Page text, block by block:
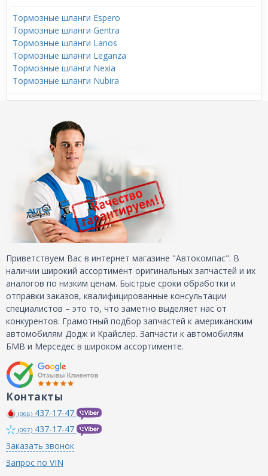
Тормозные шланги Espero
Тормозные шланги Gentra
Тормозные шланги Lanos
Тормозные шланги Leganza
Тормозные шланги Nexia
Тормозные шланги Nubira
Приветствуем Вас в интернет магазине "Автокомпас". В
наличии широкий ассортимент оригинальных запчастей и их
аналогов по низким ценам. Быстрые сроки обработки и
отправки заказов, квалифицированные консультации
специалистов – это то, что заметно выделяет нас от
конкурентов. Грамотный подбор запчастей к американским
автомобилям Додж и Крайслер. Запчасти к автомобилям
БМВ и Мерседес в широком ассортименте.
Контакты
(066) 437-17-47
(097) 437-17-47
Заказать звонок
Запрос по VIN